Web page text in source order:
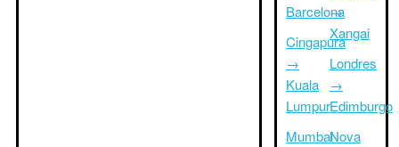
Barcelona
Cingapura
→
Kuala
Lumpur
Mumbai
→
Xangai
Londres
→
Edimburgo
Nova